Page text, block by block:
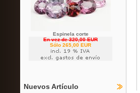
Espinela corte
En vez de 320,00 EUR
Sólo 265,00 EUR
Nuevos Artículo